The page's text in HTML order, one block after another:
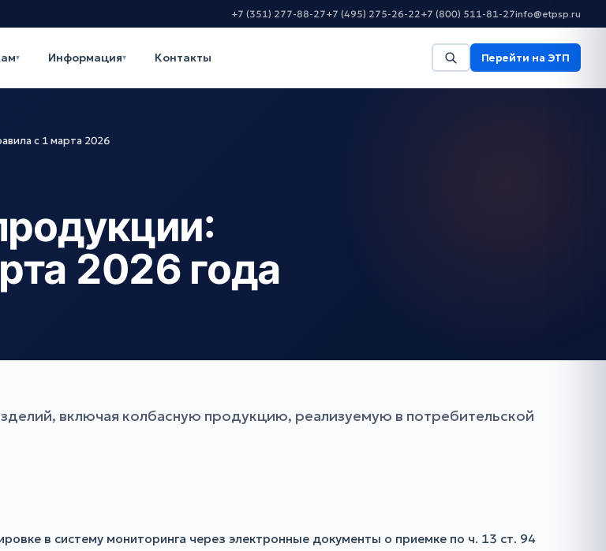
+7 (351) 277-88-27+7 (495) 275-26-22+7 (800) 511-81-27info@etpsp.ru
▾ Информация▾ Контакты Перейти на ЭТП
с 1 марта 2026
2026 года
включая колбасную продукцию, реализуемую в потребительской
в систему мониторинга через электронные документы о приемке по ч. 13 ст. 94